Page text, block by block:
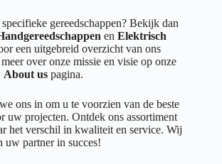
gereedschappen? Bekijk dan
enElektrisch
een uitgebreid overzicht van ons
over onze missie en visie op onze
About us pagina.
ons in om u te voorzien van de beste
uw projecten. Ontdek ons assortiment
het verschil in kwaliteit en service. Wij
uw partner in succes!